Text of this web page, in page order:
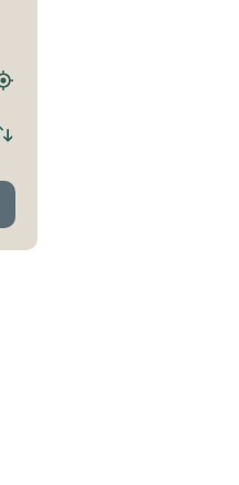
Hitta
hållplats
Byt
och